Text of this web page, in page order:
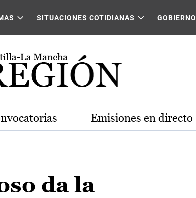
SITUACIONES COTIDIANAS GOBIERNO
Emisiones en directo
da la